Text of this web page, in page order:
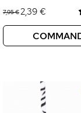
7,95 €2,39 €